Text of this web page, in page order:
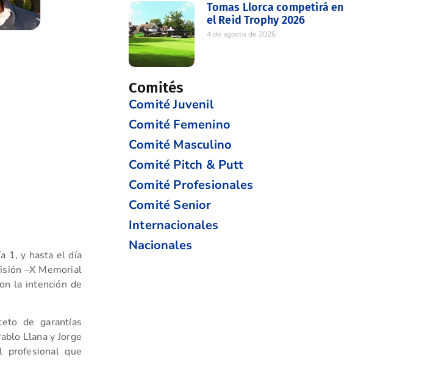
1, y hasta el día
–X Memorial
la intención de
de garantías
Llana y Jorge
profesional que
Tomas Llorca competirá en
el Reid Trophy 2026
4 de agosto de 2026
Comités
Comité Juvenil
Comité Femenino
Comité Masculino
Comité Pitch & Putt
Comité Profesionales
Comité Senior
Internacionales
Nacionales